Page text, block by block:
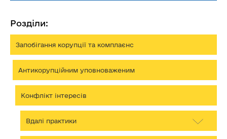
Розділи:
Запобігання корупції та комплаєнс
Антикорупційним уповноваженим
Конфлікт інтересів
Вдалі практики